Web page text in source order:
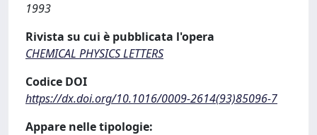
1993
Rivista su cui è pubblicata l'opera
CHEMICAL PHYSICS LETTERS
Codice DOI
https://dx.doi.org/10.1016/0009-2614(93)85096-7
Appare nelle tipologie: